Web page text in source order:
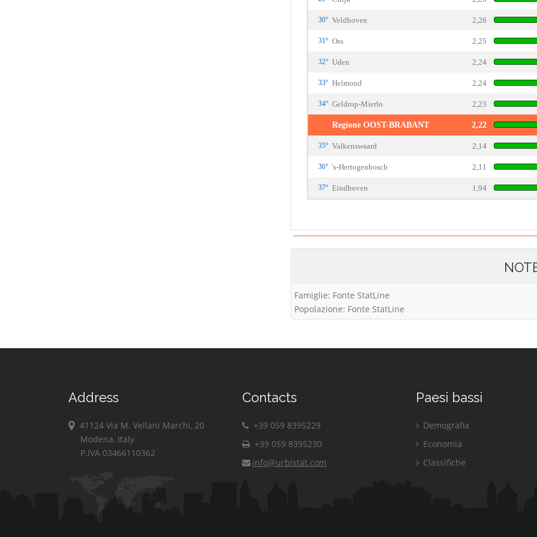
30° Veldhoven 2,26
31° Oss 2,25
32° Uden 2,24
33° Helmond 2,24
34° Geldrop-Mierlo 2,23
Regione OOST-BRABANT 2,22
35° Valkenswaard 2,14
36° 's-Hertogenbosch 2,11
37° Eindhoven 1,94
Famiglie: Fonte StatLine
Popolazione: Fonte StatLine
Address
41124 Via M. Vellani Marchi, 20
Modena, Italy
P.IVA 03466110362
Contacts
+39 059 8395229
+39 059 8395230
info@urbistat.com
Paesi bassi
Demografia
Economia
Classifiche